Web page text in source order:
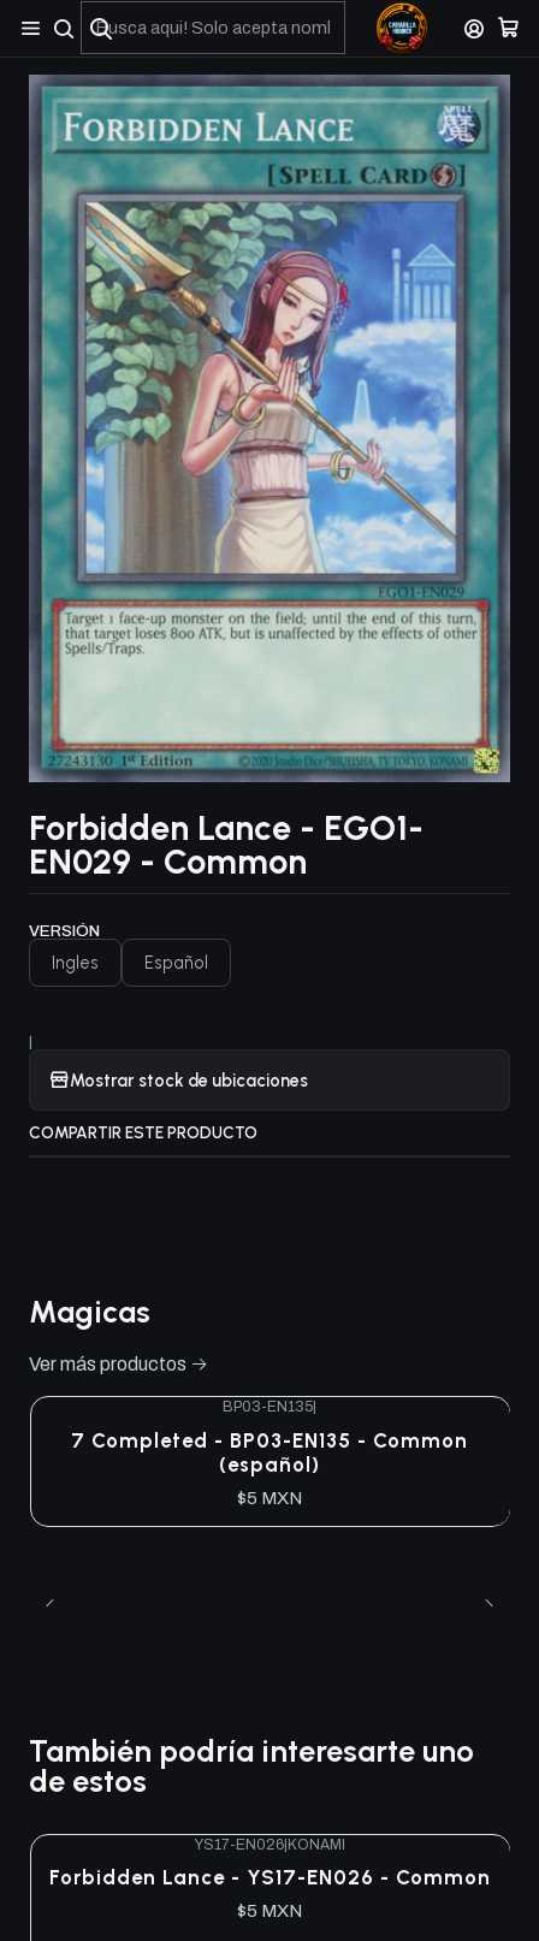
No olviden reportar sus depositos y transferencias por Whatsapp
Forbidden Lance - EGO1-
EN029 - Common
VERSIÓN
Ingles Español
|
Mostrar stock de ubicaciones
COMPARTIR ESTE PRODUCTO
Magicas
Ver más productos
BP03-EN135
7 Completed - BP03-EN135 - Common
(español)
$5 MXN
También podría interesarte uno
de estos
Agotado
YS17-EN026|KONAMI
Forbidden Lance - YS17-EN026 - Common
$5 MXN